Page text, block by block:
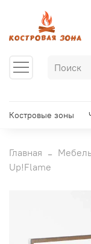
Костровые зоны
Главная
Up!Flame